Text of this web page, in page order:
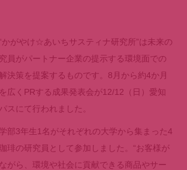
かがやけ☆あいちサスティナ研究所”は未来の
員がパートナー企業の提示する環境面での
決策を提案するものです。8月から約4か月
広くPRする成果発表会が12/12（日）愛知
スにて行われました。
部3年生1名がそれぞれの大学から集まった4
琲の研究員として参加しました。“お客様が
がら、環境や社会に貢献できる商品やサー